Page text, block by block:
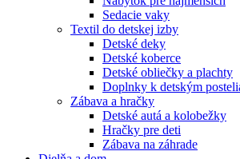
Sedacie vaky
Textil do detskej izby
Detské deky
Detské koberce
Detské obliečky a plachty
Doplnky k detským
Zábava a hračky
Detské autá a kolobežky
Hračky pre deti
Zábava na záhrade